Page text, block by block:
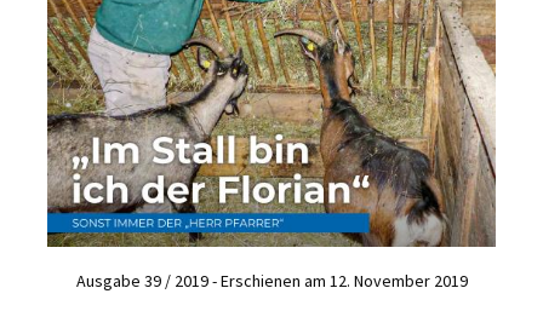
Ausgabe 39 / 2019 - Erschienen am 12. November 2019